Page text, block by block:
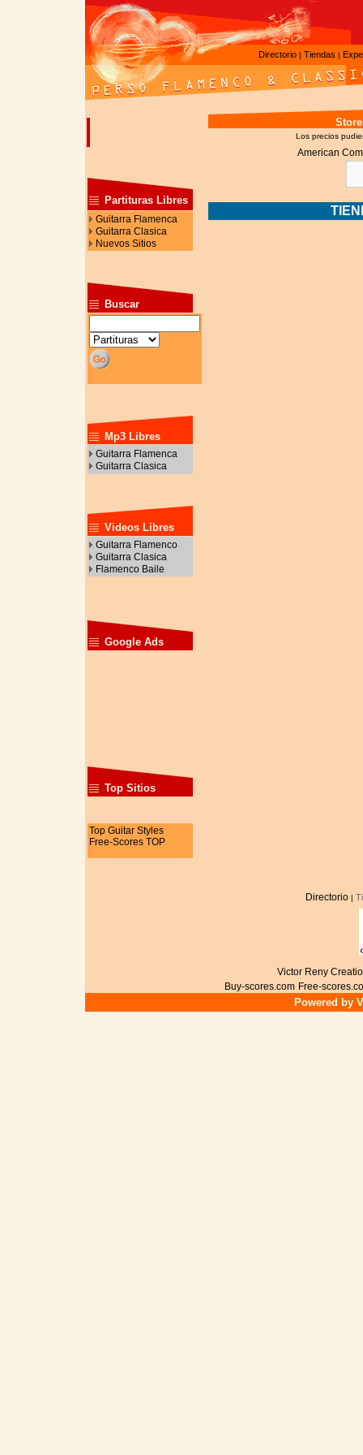
Directorio | Tiendas |
Partituras Libres
Guitarra Flamenca
Guitarra Clasica
Nuevos Sitios
Buscar
Mp3 Libres
Guitarra Flamenca
Guitarra Clasica
Videos Libres
Guitarra Flamenco
Guitarra Clasica
Flamenco Baile
Google Ads
Top Sitios
Top Guitar Styles
Free-Scores TOP
Los precios
American
Directorio |
Victor Reny
Buy-scores.com Free-
Powered by